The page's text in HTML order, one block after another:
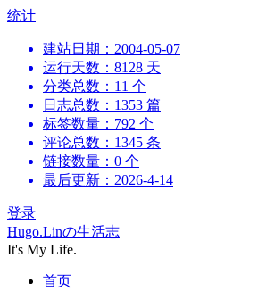
跳
统计
建站日期：2004-05-07
运行天数：8128 天
分类总数：11 个
日志总数：1353 篇
标签数量：792 个
评论总数：1345 条
链接数量：0 个
最后更新：2026-4-14
登录
Hugo.Linの生活志
It's My Life.
首页